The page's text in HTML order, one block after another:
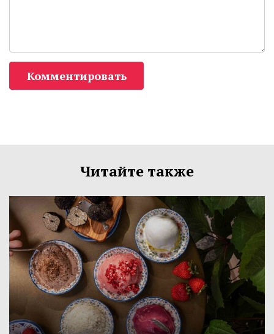
Комментировать
Читайте также